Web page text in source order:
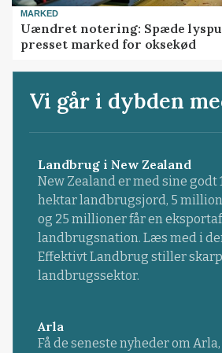
MARKED
Uændret notering: Spæde
presset marked for oksekød
Vi går i dybden
Landbrug i New Zealand
New Zealand er med sine godt
hektar landbrugsjord, 5
og 25 millioner får en
landbrugsnation. Læs med i
Effektivt Landbrug stiller
landbrugssektor.
Arla
Få de seneste nyheder om